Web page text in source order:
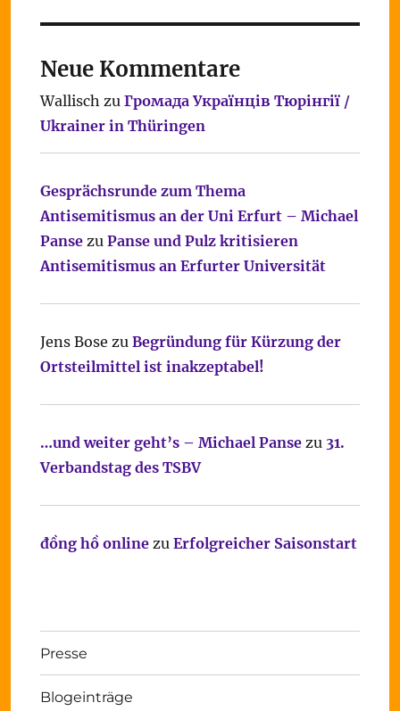
Neue Kommentare
Wallisch zu Громада Українців Тюрінгії /
Ukrainer in Thüringen
Gesprächsrunde zum Thema
Antisemitismus an der Uni Erfurt – Michael
Pansezu Panse und Pulz kritisieren
Antisemitismus an Erfurter Universität
Jens Bose zu Begründung für Kürzung der
Ortsteilmittel ist inakzeptabel!
…und weiter geht’s – Michael Pansezu 31.
Verbandstag des TSBV
đồng hồ onlinezu Erfolgreicher Saisonstart
Presse
Blogeinträge